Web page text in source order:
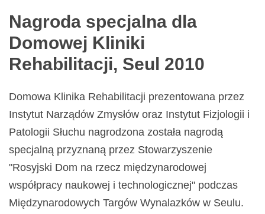
Nagroda specjalna dla
Domowej Kliniki
Rehabilitacji, Seul 2010
Domowa Klinika Rehabilitacji prezentowana przez
Instytut Narządów Zmysłów oraz Instytut Fizjologii i
Patologii Słuchu nagrodzona została nagrodą
specjalną przyznaną przez Stowarzyszenie
"Rosyjski Dom na rzecz międzynarodowej
współpracy naukowej i technologicznej" podczas
Międzynarodowych Targów Wynalazków w Seulu.